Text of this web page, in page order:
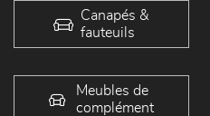
Canapés &
fauteuils
Meubles de
complément